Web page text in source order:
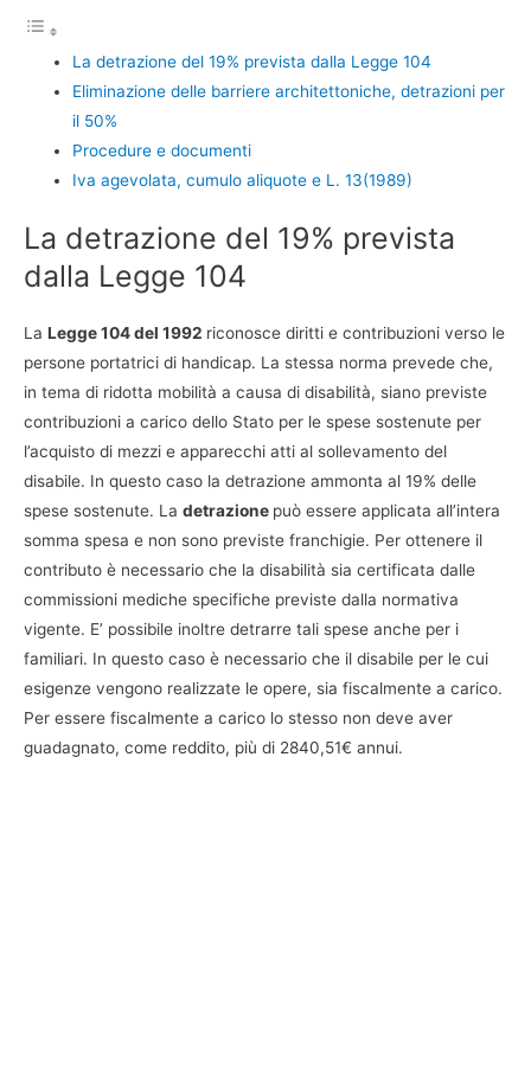
La detrazione del 19% prevista dalla Legge 104
Eliminazione delle barriere architettoniche, detrazioni per
il 50%
Procedure e documenti
Iva agevolata, cumulo aliquote e L. 13(1989)
La detrazione del 19% prevista
dalla Legge 104
La Legge 104 del 1992 riconosce diritti e contribuzioni verso le
persone portatrici di handicap. La stessa norma prevede che,
in tema di ridotta mobilità a causa di disabilità, siano previste
contribuzioni a carico dello Stato per le spese sostenute per
l’acquisto di mezzi e apparecchi atti al sollevamento del
disabile. In questo caso la detrazione ammonta al 19% delle
spese sostenute. La detrazione può essere applicata all’intera
somma spesa e non sono previste franchigie. Per ottenere il
contributo è necessario che la disabilità sia certificata dalle
commissioni mediche specifiche previste dalla normativa
vigente. E’ possibile inoltre detrarre tali spese anche per i
familiari. In questo caso è necessario che il disabile per le cui
esigenze vengono realizzate le opere, sia fiscalmente a carico.
Per essere fiscalmente a carico lo stesso non deve aver
guadagnato, come reddito, più di 2840,51€ annui.